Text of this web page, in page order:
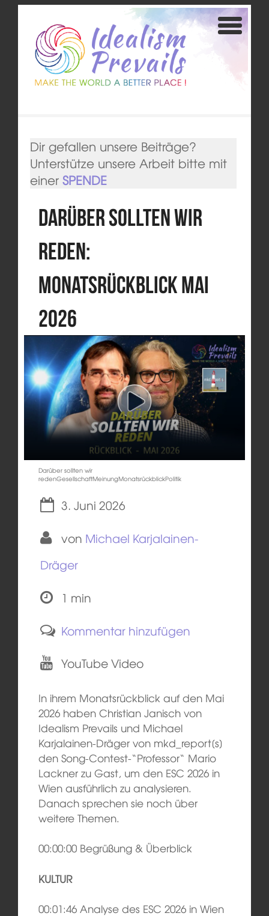
Dir gefallen unsere Beiträge?
Unterstütze unsere Arbeit bitte mit
einer SPENDE
Darüber sollten wir
reden:
Monatsrückblick Mai
2026
Darüber sollten wir
redenGesellschaftMeinungMonatsrückblickPolitik
3. Juni 2026
von Michael Karjalainen-
Dräger
1 min
Kommentar hinzufügen
YouTube Video
In ihrem Monatsrückblick auf den Mai
2026 haben Christian Janisch von
Idealism Prevails und Michael
Karjalainen-Dräger von mkd_report[s]
den Song-Contest-“Professor“ Mario
Lackner zu Gast, um den ESC 2026 in
Wien ausführlich zu analysieren.
Danach sprechen sie noch über
weitere Themen.
00:00:00 Begrüßung & Überblick
KULTUR
00:01:46 Analyse des ESC 2026 in Wien